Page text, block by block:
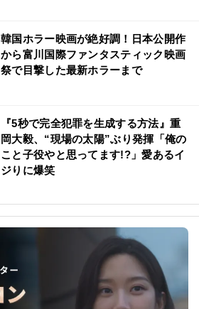
韓国ホラー映画が絶好調！日本公開作
から富川国際ファンタスティック映画
祭で目撃した最新ホラーまで
『5秒で完全犯罪を生成する方法』重
岡大毅、“現場の太陽”ぶり発揮「俺の
こと子役やと思ってます!?」愛あるイ
ジりに爆笑